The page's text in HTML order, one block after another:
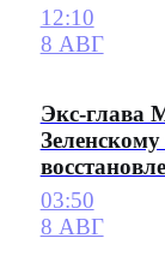
12:10
8 АВГ
Экс-глава
03:50
8 АВГ